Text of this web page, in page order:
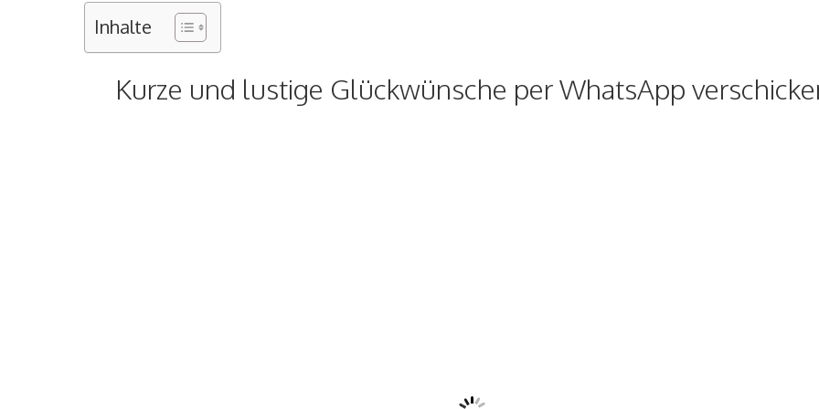
Inhalte
Kurze und lustige Glückwünsche per WhatsApp